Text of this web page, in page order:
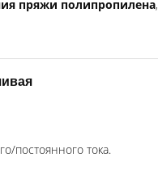
пряжи полипропилена,
постоянного тока.